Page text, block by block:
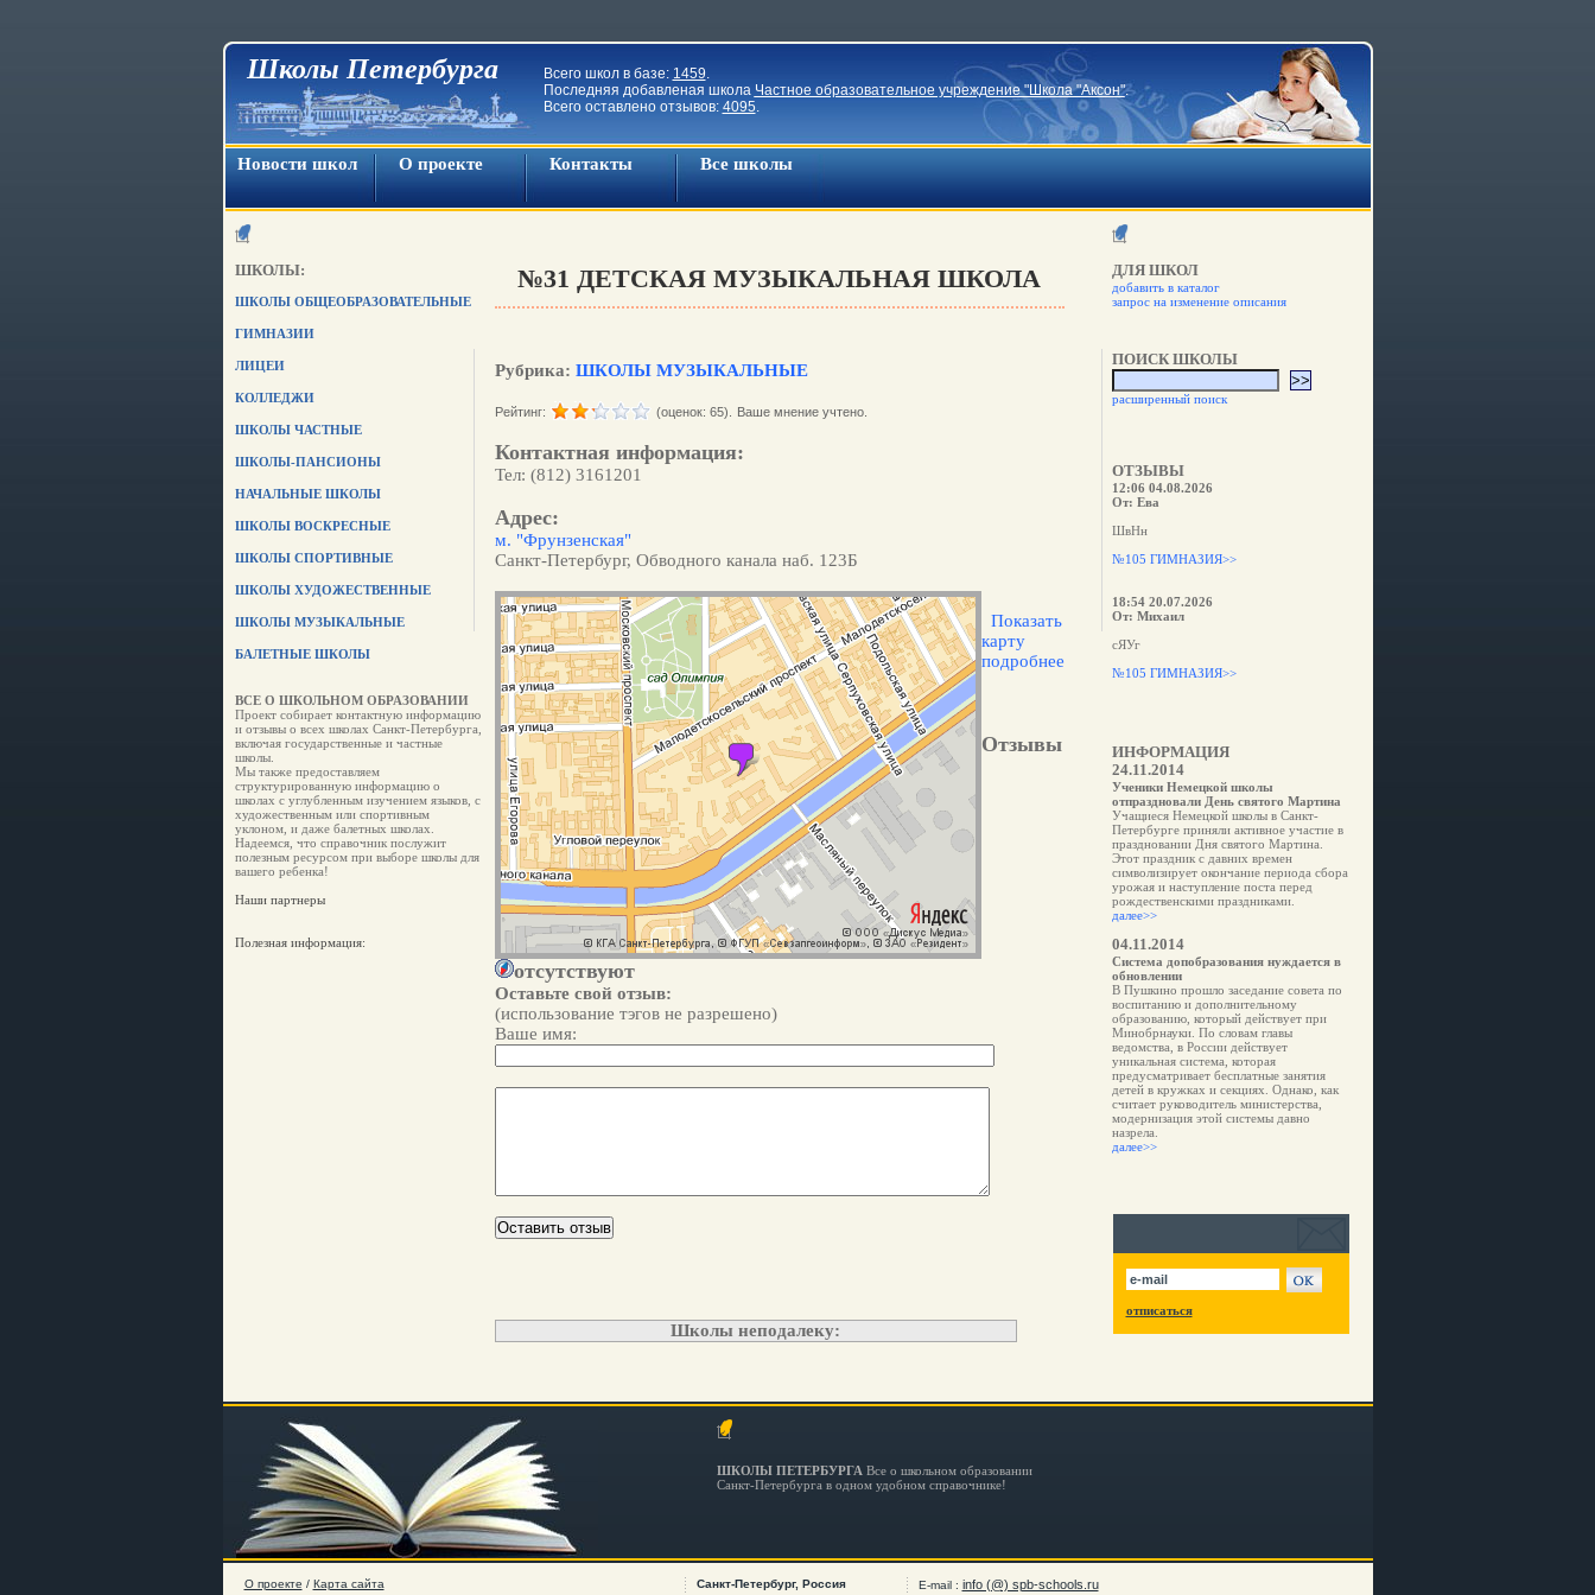
Школы Петербурга Всего школ в базе: 1459.
Последняя добавленая школа Частное образовательное учреждение "Школа "Аксон".
Всего оставлено отзывов: 4095.
Новости школ О проекте Контакты Все школы
ШКОЛЫ:
ШКОЛЫ ОБЩЕОБРАЗОВАТЕЛЬНЫЕ
ГИМНАЗИИ
ЛИЦЕИ
КОЛЛЕДЖИ
ШКОЛЫ ЧАСТНЫЕ
ШКОЛЫ-ПАНСИОНЫ
НАЧАЛЬНЫЕ ШКОЛЫ
ШКОЛЫ ВОСКРЕСНЫЕ
ШКОЛЫ СПОРТИВНЫЕ
ШКОЛЫ ХУДОЖЕСТВЕННЫЕ
ШКОЛЫ МУЗЫКАЛЬНЫЕ
БАЛЕТНЫЕ ШКОЛЫ
ВСЕ О ШКОЛЬНОМ ОБРАЗОВАНИИ
Проект собирает контактную информацию
и отзывы о всех школах Санкт-Петербурга,
включая государственные и частные
школы.
Мы также предоставляем
структурированную информацию о
школах с углубленным изучением языков, с
художественным или спортивным
уклоном, и даже балетных школах.
Надеемся, что справочник послужит
полезным ресурсом при выборе школы для
вашего ребенка!
Наши партнеры
Полезная информация:
№31 ДЕТСКАЯ МУЗЫКАЛЬНАЯ ШКОЛА
Рубрика: ШКОЛЫ МУЗЫКАЛЬНЫЕ
Рейтинг: (оценок: 65). Ваше мнение учтено.
Контактная информация:
Тел: (812) 3161201
Адрес:
м. "Фрунзенская"
Санкт-Петербург, Обводного канала наб. 123Б
Показать
карту
подробнее
Отзывы
отсутствуют
Оставьте свой отзыв:
(использование тэгов не разрешено)
Ваше имя:
Школы неподалеку:
ДЛЯ ШКОЛ
добавить в каталог
запрос на изменение описания
ПОИСК ШКОЛЫ
расширенный поиск
ОТЗЫВЫ
12:06 04.08.2026
От: Ева
ШвНн
№105 ГИМНАЗИЯ>>
18:54 20.07.2026
От: Михаил
сЯУг
№105 ГИМНАЗИЯ>>
ИНФОРМАЦИЯ
24.11.2014
Ученики Немецкой школы
отпраздновали День святого Мартина
Учащиеся Немецкой школы в Санкт-
Петербурге приняли активное участие в
праздновании Дня святого Мартина.
Этот праздник с давних времен
символизирует окончание периода сбора
урожая и наступление поста перед
рождественскими праздниками.
далее>>
04.11.2014
Система допобразования нуждается в
обновлении
В Пушкино прошло заседание совета по
воспитанию и дополнительному
образованию, который действует при
Минобрнауки. По словам главы
ведомства, в России действует
уникальная система, которая
предусматривает бесплатные занятия
детей в кружках и секциях. Однако, как
считает руководитель министерства,
модернизация этой системы давно
назрела.
далее>>
отписаться
ШКОЛЫ ПЕТЕРБУРГА Все о школьном образовании
Санкт-Петербурга в одном удобном справочнике!
О проекте / Карта сайта Санкт-Петербург, Россия E-mail : info (@) spb-schools.ru